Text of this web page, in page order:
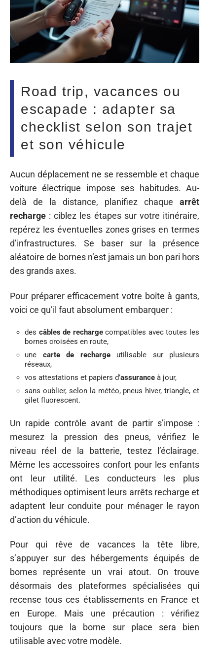
Road trip, vacances ou
escapade : adapter sa
checklist selon son trajet
et son véhicule
Aucun déplacement ne se ressemble et chaque
voiture électrique impose ses habitudes. Au-
delà de la distance, planifiez chaque arrêt
recharge : ciblez les étapes sur votre itinéraire,
repérez les éventuelles zones grises en termes
d’infrastructures. Se baser sur la présence
aléatoire de bornes n’est jamais un bon pari hors
des grands axes.
Pour préparer efficacement votre boîte à gants,
voici ce qu’il faut absolument embarquer :
des câbles de rechargecompatibles avec toutes les
bornes croisées en route,
une carte de rechargeutilisable sur plusieurs
réseaux,
vos attestations et papiers d’assurance à jour,
sans oublier, selon la météo, pneus hiver, triangle, et
gilet fluorescent.
Un rapide contrôle avant de partir s’impose :
mesurez la pression des pneus, vérifiez le
niveau réel de la batterie, testez l’éclairage.
Même les accessoires confort pour les enfants
ont leur utilité. Les conducteurs les plus
méthodiques optimisent leurs arrêts recharge et
adaptent leur conduite pour ménager le rayon
d’action du véhicule.
Pour qui rêve de vacances la tête libre,
s’appuyer sur des hébergements équipés de
bornes représente un vrai atout. On trouve
désormais des plateformes spécialisées qui
recense tous ces établissements en France et
en Europe. Mais une précaution : vérifiez
toujours que la borne sur place sera bien
utilisable avec votre modèle.